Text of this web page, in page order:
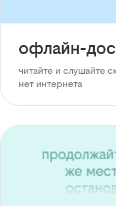
офлайн-
читайте и слушайте
нет интернета